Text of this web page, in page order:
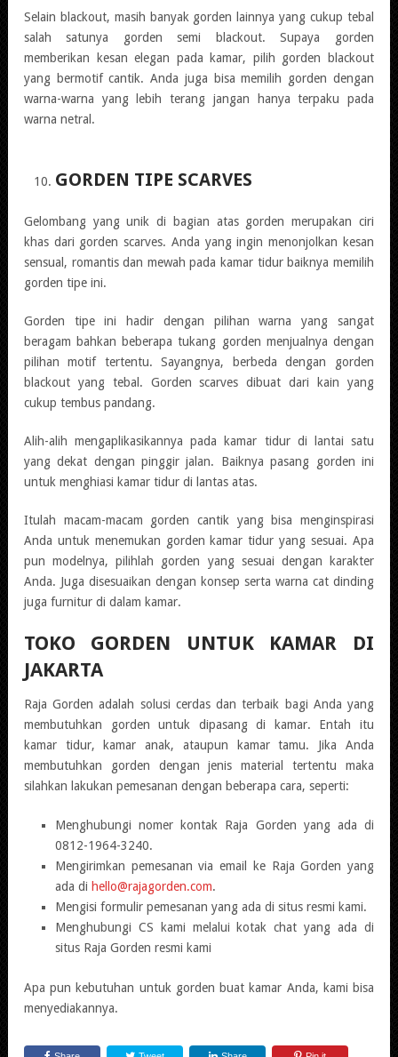
Selain blackout, masih banyak gorden lainnya yang cukup tebal
salah satunya gorden semi blackout. Supaya gorden
memberikan kesan elegan pada kamar, pilih gorden blackout
yang bermotif cantik. Anda juga bisa memilih gorden dengan
warna-warna yang lebih terang jangan hanya terpaku pada
warna netral.
GORDEN TIPE SCARVES
Gelombang yang unik di bagian atas gorden merupakan ciri
khas dari gorden scarves. Anda yang ingin menonjolkan kesan
sensual, romantis dan mewah pada kamar tidur baiknya memilih
gorden tipe ini.
Gorden tipe ini hadir dengan pilihan warna yang sangat
beragam bahkan beberapa tukang gorden menjualnya dengan
pilihan motif tertentu. Sayangnya, berbeda dengan gorden
blackout yang tebal. Gorden scarves dibuat dari kain yang
cukup tembus pandang.
Alih-alih mengaplikasikannya pada kamar tidur di lantai satu
yang dekat dengan pinggir jalan. Baiknya pasang gorden ini
untuk menghiasi kamar tidur di lantas atas.
Itulah macam-macam gorden cantik yang bisa menginspirasi
Anda untuk menemukan gorden kamar tidur yang sesuai. Apa
pun modelnya, pilihlah gorden yang sesuai dengan karakter
Anda. Juga disesuaikan dengan konsep serta warna cat dinding
juga furnitur di dalam kamar.
TOKO GORDEN UNTUK KAMAR DI
JAKARTA
Raja Gorden adalah solusi cerdas dan terbaik bagi Anda yang
membutuhkan gorden untuk dipasang di kamar. Entah itu
kamar tidur, kamar anak, ataupun kamar tamu. Jika Anda
membutuhkan gorden dengan jenis material tertentu maka
silahkan lakukan pemesanan dengan beberapa cara, seperti:
Menghubungi nomer kontak Raja Gorden yang ada di
0812-1964-3240.
Mengirimkan pemesanan via email ke Raja Gorden yang
ada di hello@rajagorden.com.
Mengisi formulir pemesanan yang ada di situs resmi kami.
Menghubungi CS kami melalui kotak chat yang ada di
situs Raja Gorden resmi kami
Apa pun kebutuhan untuk gorden buat kamar Anda, kami bisa
menyediakannya.